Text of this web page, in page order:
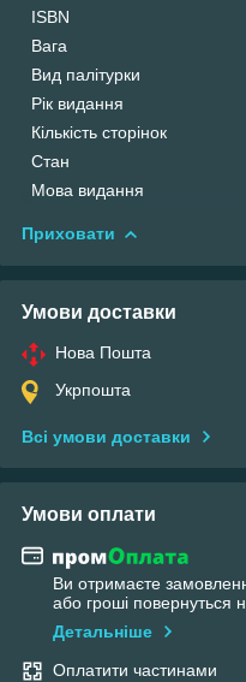
ISBN
Вага
Вид палітурки
Рік видання
Кількість сторінок
Стан
Мова видання
Приховати
Умови доставки
Нова Пошта
Укрпошта
Всі умови доставки
Умови оплати
Ви отримаєте
або гроші повернуться
Детальніше
Оплатити частинами